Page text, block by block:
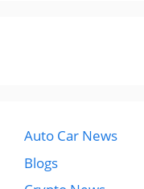
Auto Car News
Blogs